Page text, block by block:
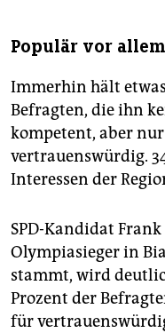
Populär vor
Immerhin hält
Befragten, die ihn
kompetent, aber
vertrauenswürdig.
Interessen der
SPD-Kandidat
Olympiasieger in
stammt, wird
Prozent der
für